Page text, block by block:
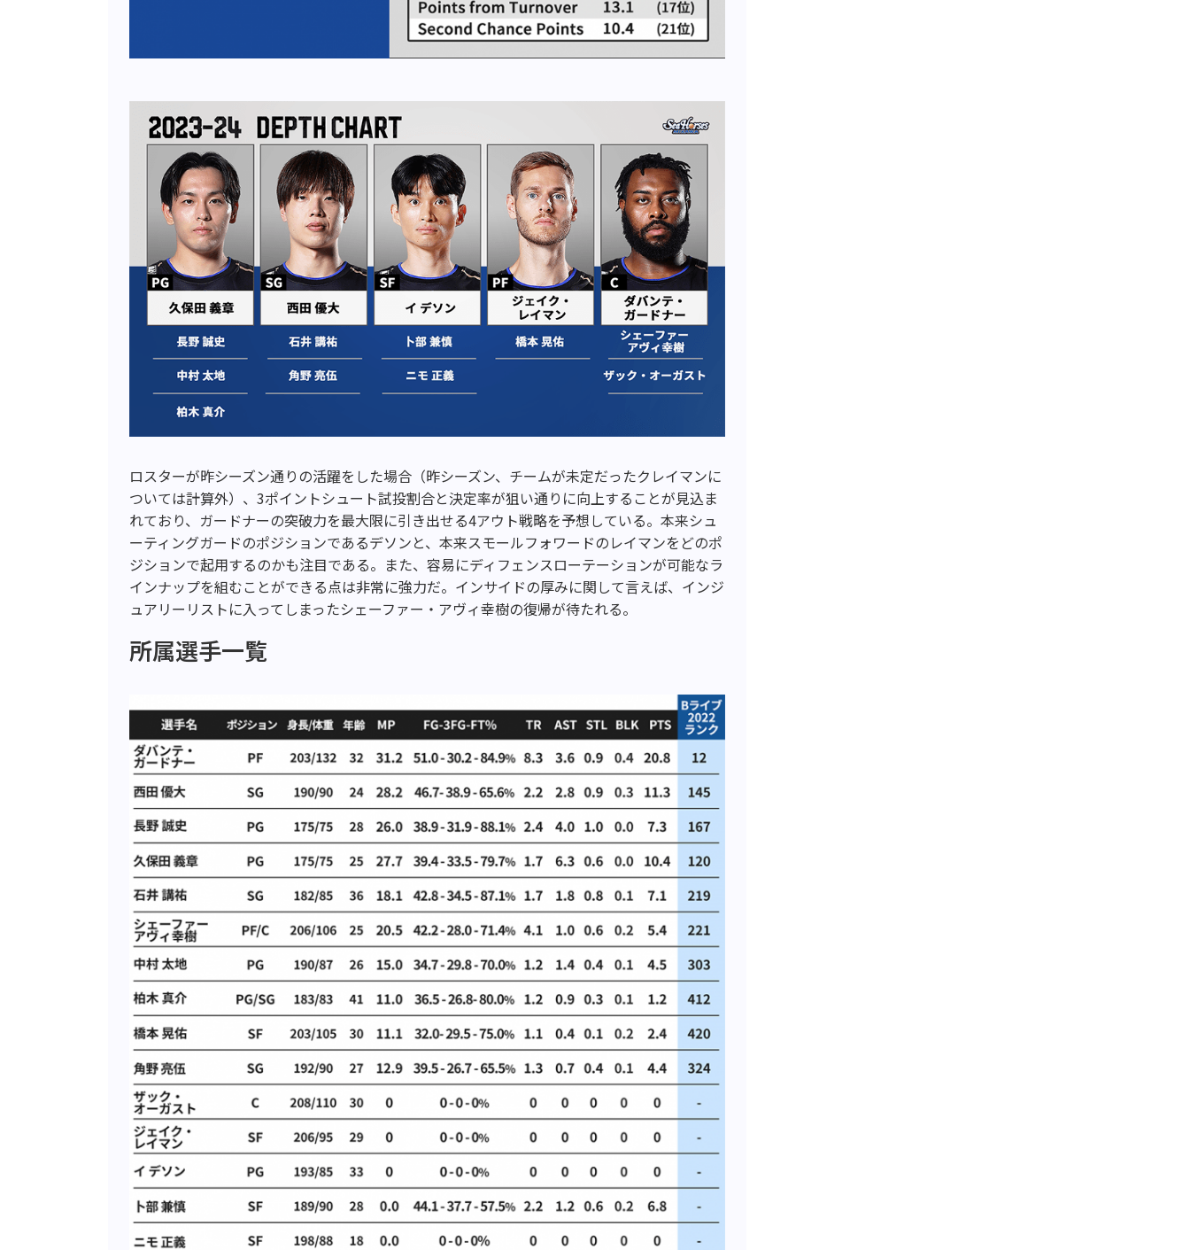
ロスターが昨シーズン通りの活躍をした場合（昨シーズン、チームが未定だったクレイマンに
ついては計算外）、3ポイントシュート試投割合と決定率が狙い通りに向上することが見込ま
れており、ガードナーの突破力を最大限に引き出せる4アウト戦略を予想している。本来シュ
ーティングガードのポジションであるデソンと、本来スモールフォワードのレイマンをどのポ
ジションで起用するのかも注目である。また、容易にディフェンスローテーションが可能なラ
インナップを組むことができる点は非常に強力だ。インサイドの厚みに関して言えば、インジ
ュアリーリストに入ってしまったシェーファー・アヴィ幸樹の復帰が待たれる。
所属選手一覧